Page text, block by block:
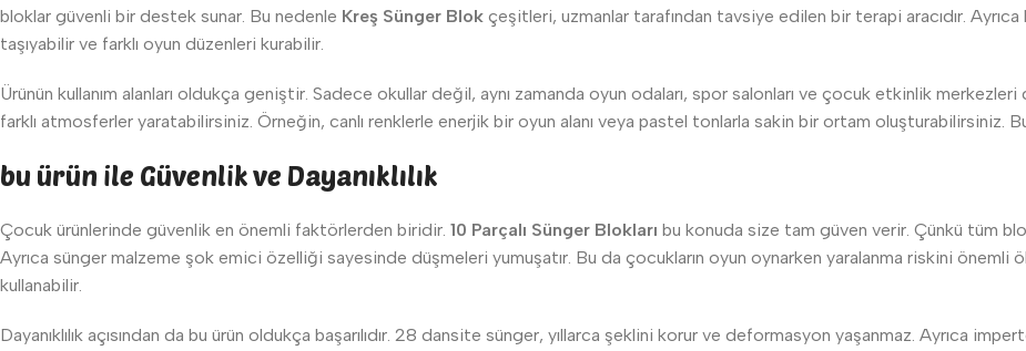
bloklar güvenli bir destek sunar. Bu nedenle Kreş Sünger Blok çeşitleri, uzmanlar tarafından tavsiye edilen bir terapi aracıdır.
taşıyabilir ve farklı oyun düzenleri kurabilir.
Ürünün kullanım alanları oldukça geniştir. Sadece okullar değil, aynı zamanda oyun odaları, spor salonları ve çocuk etkinlik
farklı atmosferler yaratabilirsiniz. Örneğin, canlı renklerle enerjik bir oyun alanı veya pastel tonlarla sakin bir ortam oluşturabilirsiniz.
bu ürün ile Güvenlik ve Dayanıklılık
Çocuk ürünlerinde güvenlik en önemli faktörlerden biridir. 10 Parçalı Sünger Blokları bu konuda size tam güven verir. Çünkü tüm
Ayrıca sünger malzeme şok emici özelliği sayesinde düşmeleri yumuşatır. Bu da çocukların oyun oynarken yaralanma riskini
kullanabilir.
Dayanıklılık açısından da bu ürün oldukça başarılıdır. 28 dansite sünger, yıllarca şeklini korur ve deformasyon yaşanmaz. Ayrıca